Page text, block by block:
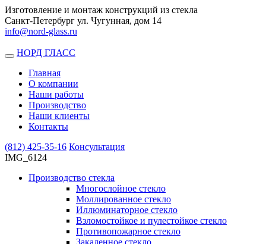
Изготовление и монтаж конструкций из стекла
Санкт-Петербург ул. Чугунная, дом 14
info@nord-glass.ru
Toggle
navigation
НОРД ГЛАСС
Главная
О компании
Наши работы
Производство
Наши клиенты
Контакты
(812) 425-35-16 Консультация
IMG_6124
Производство стекла
Многослойное стекло
Моллированное стекло
Иллюминаторное стекло
Взломостойкое и пулестойкое стекло
Противопожарное стекло
Закаленное стекло